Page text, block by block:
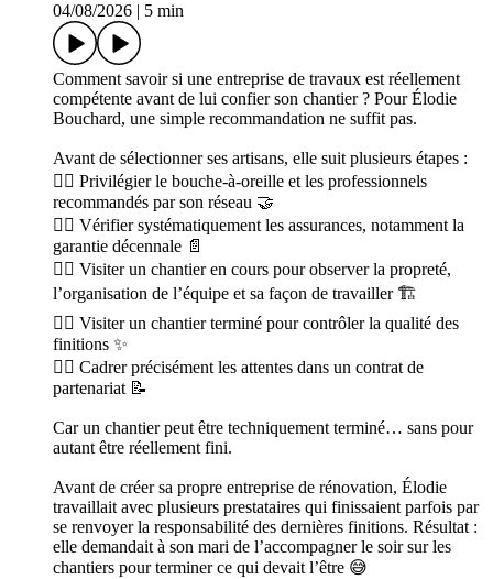
04/08/2026
5 min
Comment savoir si une entreprise de travaux est réellement
compétente avant de lui confier son chantier ? Pour Élodie
Bouchard, une simple recommandation ne suffit pas.
Avant de sélectionner ses artisans, elle suit plusieurs étapes :
👉🏻 Privilégier le bouche-à-oreille et les professionnels
recommandés par son réseau 🤝
👉🏻 Vérifier systématiquement les assurances, notamment la
garantie décennale 📄
👉🏻 Visiter un chantier en cours pour observer la propreté,
l’organisation de l’équipe et sa façon de travailler 🏗️
👉🏻 Visiter un chantier terminé pour contrôler la qualité des
finitions ✨
👉🏻 Cadrer précisément les attentes dans un contrat de
partenariat 📝
Car un chantier peut être techniquement terminé… sans pour
autant être réellement fini.
Avant de créer sa propre entreprise de rénovation, Élodie
travaillait avec plusieurs prestataires qui finissaient parfois par
se renvoyer la responsabilité des dernières finitions. Résultat :
elle demandait à son mari de l’accompagner le soir sur les
chantiers pour terminer ce qui devait l’être 😅